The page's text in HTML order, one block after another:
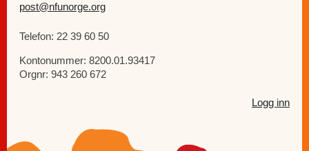
post@nfunorge.org
Telefon: 22 39 60 50
Kontonummer: 8200.01.93417
Orgnr: 943 260 672
Logg inn